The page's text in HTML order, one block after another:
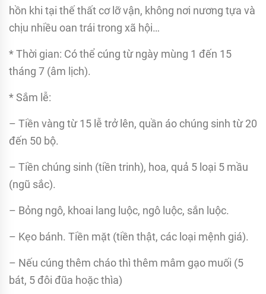
hồn khi tại thế thất cơ lỡ vận, không nơi nương tựa và
chịu nhiều oan trái trong xã hội…
* Thời gian: Có thể cúng từ ngày mùng 1 đến 15
tháng 7 (âm lịch).
* Sắm lễ:
– Tiền vàng từ 15 lễ trở lên, quần áo chúng sinh từ 20
đến 50 bộ.
– Tiền chúng sinh (tiền trinh), hoa, quả 5 loại 5 mầu
(ngũ sắc).
– Bỏng ngô, khoai lang luộc, ngô luộc, sắn luộc.
– Kẹo bánh. Tiền mặt (tiền thật, các loại mệnh giá).
– Nếu cúng thêm cháo thì thêm mâm gạo muối (5
bát, 5 đôi đũa hoặc thìa)